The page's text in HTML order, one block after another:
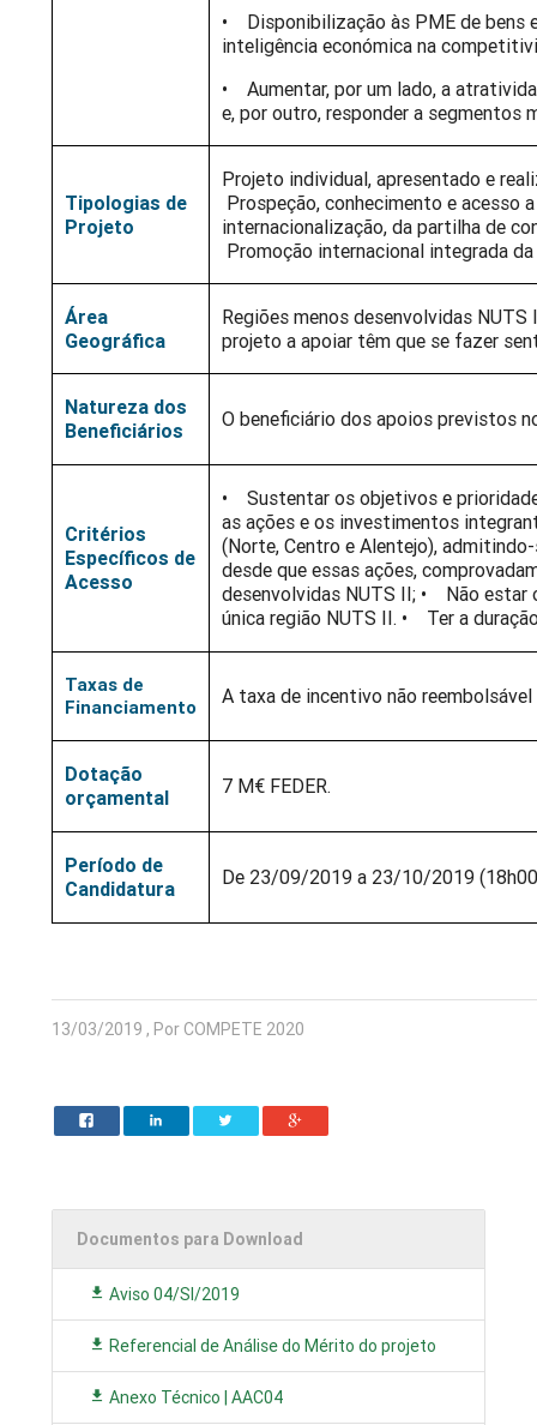
• Disponibilização às PME de bens
inteligência económica na
• Aumentar, por um lado, a
e, por outro, responder a segmentos
Tipologias de
Projeto
Projeto individual, apresentado e
Prospeção, conhecimento e
internacionalização, da partilha de
Promoção internacional integrada
Área
Geográfica
Regiões menos desenvolvidas
projeto a apoiar têm que se fazer
Natureza dos
Beneficiários
O beneficiário dos apoios previstos
Critérios
Específicos de
Acesso
• Sustentar os objetivos e
as ações e os investimentos
(Norte, Centro e Alentejo),
desde que essas ações,
desenvolvidas NUTS II; • Não estar
única região NUTS II. • Ter a
Taxas de
Financiamento
A taxa de incentivo não
Dotação
orçamental
7 M€ FEDER.
Período de
Candidatura
De 23/09/2019 a 23/10/2019
13/03/2019 , Por COMPETE 2020
Documentos para Download
Aviso 04/SI/2019
Referencial de Análise do Mérito do projeto
Anexo Técnico | AAC04